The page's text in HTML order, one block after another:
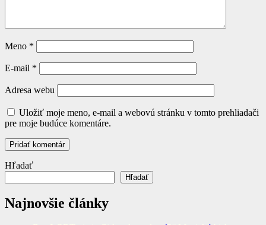
Meno *
E-mail *
Adresa webu
Uložiť moje meno, e-mail a webovú stránku v tomto prehliadači
pre moje budúce komentáre.
Hľadať
Hľadať
Najnovšie články